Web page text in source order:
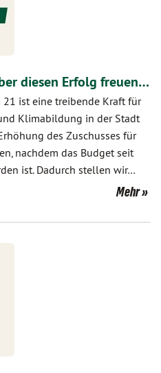
diesen Erfolg freuen…
21 ist eine treibende Kraft für
Klimabildung in der Stadt
des Zuschusses für
nachdem das Budget seit
ist. Dadurch stellen wir…
Mehr